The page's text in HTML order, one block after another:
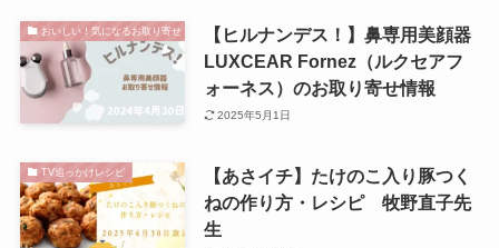
おいしい！気になるお取り寄せ
【ヒルナンデス！】鼻専用美顔器
LUXCEAR Fornez（ルクセアフ
ォーネス）のお取り寄せ情報
2025年5月1日
TV追っかけレシピ
【あさイチ】たけのこ入り豚つく
ねの作り方・レシピ 牧野直子先
生